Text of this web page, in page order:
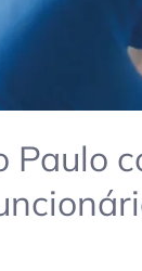
Paulo